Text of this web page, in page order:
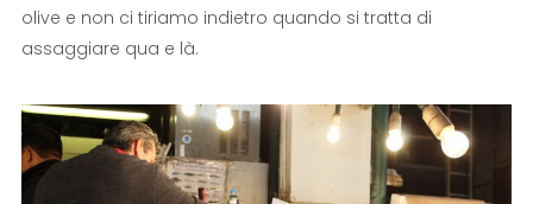
olive e non ci tiriamo indietro quando si tratta di
assaggiare qua e là.